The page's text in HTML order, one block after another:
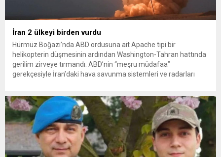
İran 2 ülkeyi birden vurdu
Hürmüz Boğazı’nda ABD ordusuna ait Apache tipi bir
helikopterin düşmesinin ardından Washington-Tahran hattında
gerilim zirveye tırmandı. ABD’nin “meşru müdafaa”
gerekçesiyle İran’daki hava savunma sistemleri ve radarları
yeni bir ABD saldırısına anında yanıt verileceğini duyurdu....